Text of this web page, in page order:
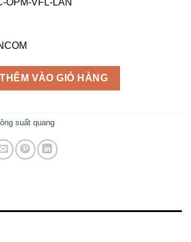
OPM-VFL-LAN
kiêm soi quang ZC-OPM-VFL-LAN số lượng
THÊM VÀO GIỎ HÀNG
suất quang